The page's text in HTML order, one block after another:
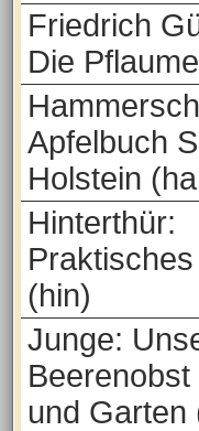
Friedrich
Die
Apfelbuch
Holstein
Hinterthür:
(hin)
Junge:
Beerenobst
und Garten